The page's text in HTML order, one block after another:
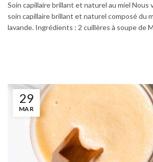
Soin capillaire brillant et naturel au miel Nous
soin capillaire brillant et naturel composé du
lavande. Ingrédients : 2 cuillères à soupe de
29
MAR